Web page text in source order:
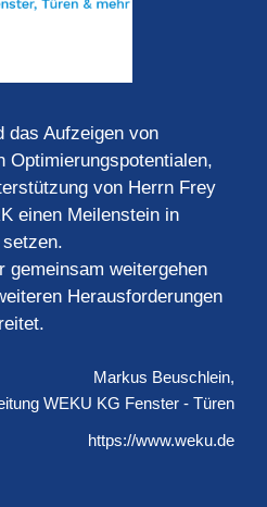
das Aufzeigen von
Optimierungspotentialen,
von Herrn Frey
einen Meilenstein in
gemeinsam weitergehen
Herausforderungen
Markus Beuschlein
WEKU KG Fenster - Türen
https://www.weku.de